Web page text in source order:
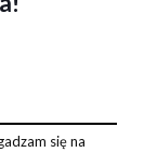
się na